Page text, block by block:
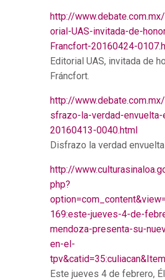
http://
orial-UAS-invitada-de-
Francfort-20160424-
Editorial UAS, invitada de
Fráncfort.
http://
sfrazo-la-verdad-
20160413-0040.html
Disfrazo la verdad
http://
php?
169:este-jueves-4-de-
mendoza-presenta-su-
en-el-
Este jueves 4 de febrero,